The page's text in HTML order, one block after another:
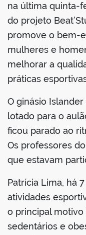
na última quinta-
do projeto
promove o bem-
mulheres e
melhorar a
práticas
O ginásio
lotado para o
ficou parado ao
Os professores
que estavam
Patrícia Lima, há
atividades
o principal motivo
sedentários e